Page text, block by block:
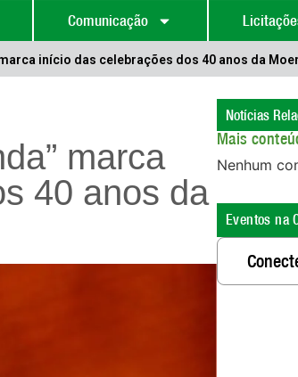
Comunicação
início das celebrações dos 40 anos da
marca
40 anos da
Notícias
Mais
Nenhum
Eventos na